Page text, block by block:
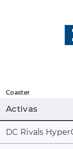
Coaster
Activas
DC Rivals